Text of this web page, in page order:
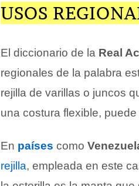
USOS
El diccionario de la Real
regionales de la palabra
rejilla de varillas o juncos
una costura flexible,
En países como
rejilla, empleada en este